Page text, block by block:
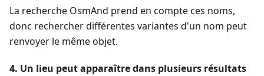
La recherche OsmAnd prend en compte ces noms,
donc rechercher différentes variantes d'un nom peut
renvoyer le même objet.
4. Un lieu peut apparaître dans plusieurs résultats